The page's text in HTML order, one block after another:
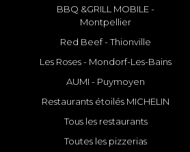
BBQ &GRILL MOBILE -
Montpellier
Red Beef - Thionville
Les Roses - Mondorf-Les-Bains
AUMI - Puymoyen
Restaurants étoilés MICHELIN
Tous les restaurants
Toutes les pizzerias